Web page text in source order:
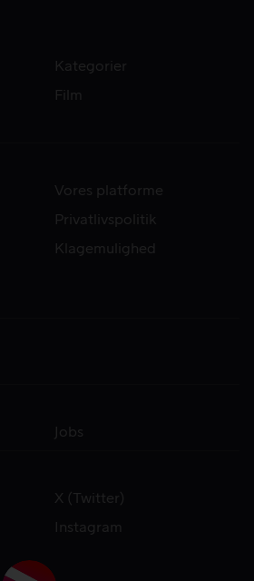
Kategorier
Film
Vores platforme
Privatlivspolitik
Klagemulighed
Jobs
X (Twitter)
Instagram